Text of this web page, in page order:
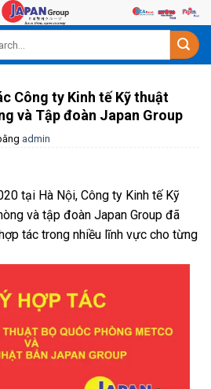
Công ty Kinh tế Kỹ thuật
và Tập đoàn Japan Group
admin
tại Hà Nội, Công ty Kinh tế Kỹ
và tập đoàn Japan Group đã
tác trong nhiều lĩnh vực cho từng